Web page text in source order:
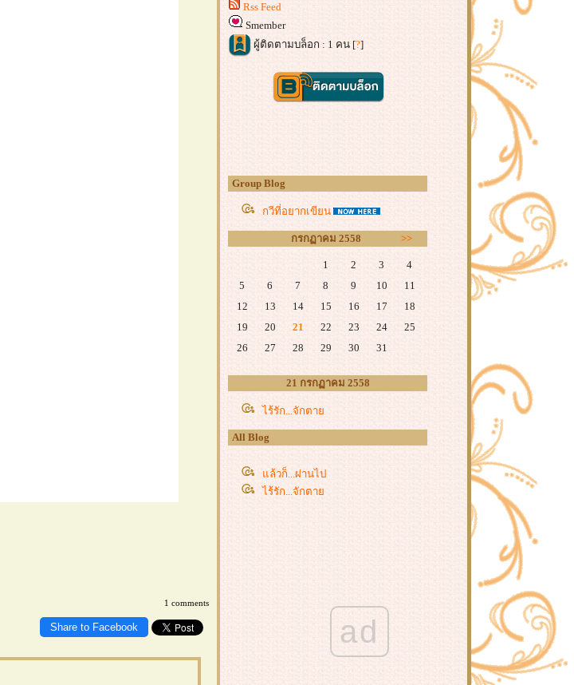
1 comments
Share to Facebook
Rss Feed
Smember
ผู้ติดตามบล็อก : 1 คน [?]
Group Blog
กวีที่อยากเขียน
กรกฏาคม 2558 >>
1 2 3
4
5
6 7 8 9 10
11
12
13 14 15 16 17
18
19
20 21 22 23 24
25
26
27 28 29 30 31
21 กรกฏาคม 2558
ไร้รัก...จักตา
All Blog
ล้วก็...ผ่านไป
ไร้รัก...จักตา
ad